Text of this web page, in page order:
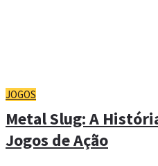
JOGOS
Metal Slug: A
Jogos de Ação